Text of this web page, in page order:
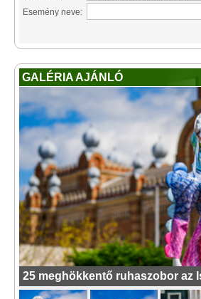
Esemény neve:
GALÉRIA AJÁNLÓ
25 meghökkentő ruhaszobor az